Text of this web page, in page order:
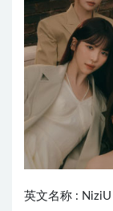
英文名称 : NiziU